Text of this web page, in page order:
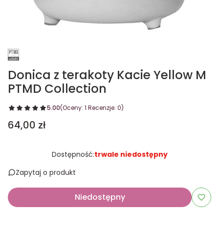
Donica z terakoty Kacie Yellow M
PTMD Collection
5.00(Oceny: 1 Recenzje: 0)
Cena
64,00 zł
Dostępność:trwale niedostępny
Zapytaj o produkt
Niedostępny